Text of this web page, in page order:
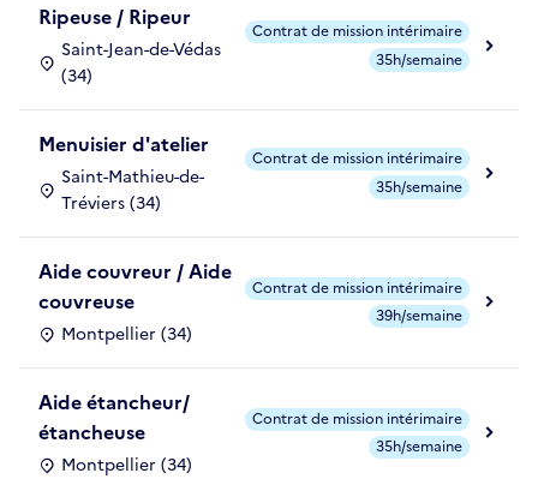
Ripeuse / Ripeur
Saint-Jean-de-Védas
(34)
Contrat de mission intérimaire
35h/semaine
Menuisier d'atelier
Saint-Mathieu-de-
Tréviers (34)
Contrat de mission intérimaire
35h/semaine
Aide couvreur / Aide
couvreuse
Montpellier (34)
Contrat de mission intérimaire
39h/semaine
Aide étancheur/
étancheuse
Montpellier (34)
Contrat de mission intérimaire
35h/semaine